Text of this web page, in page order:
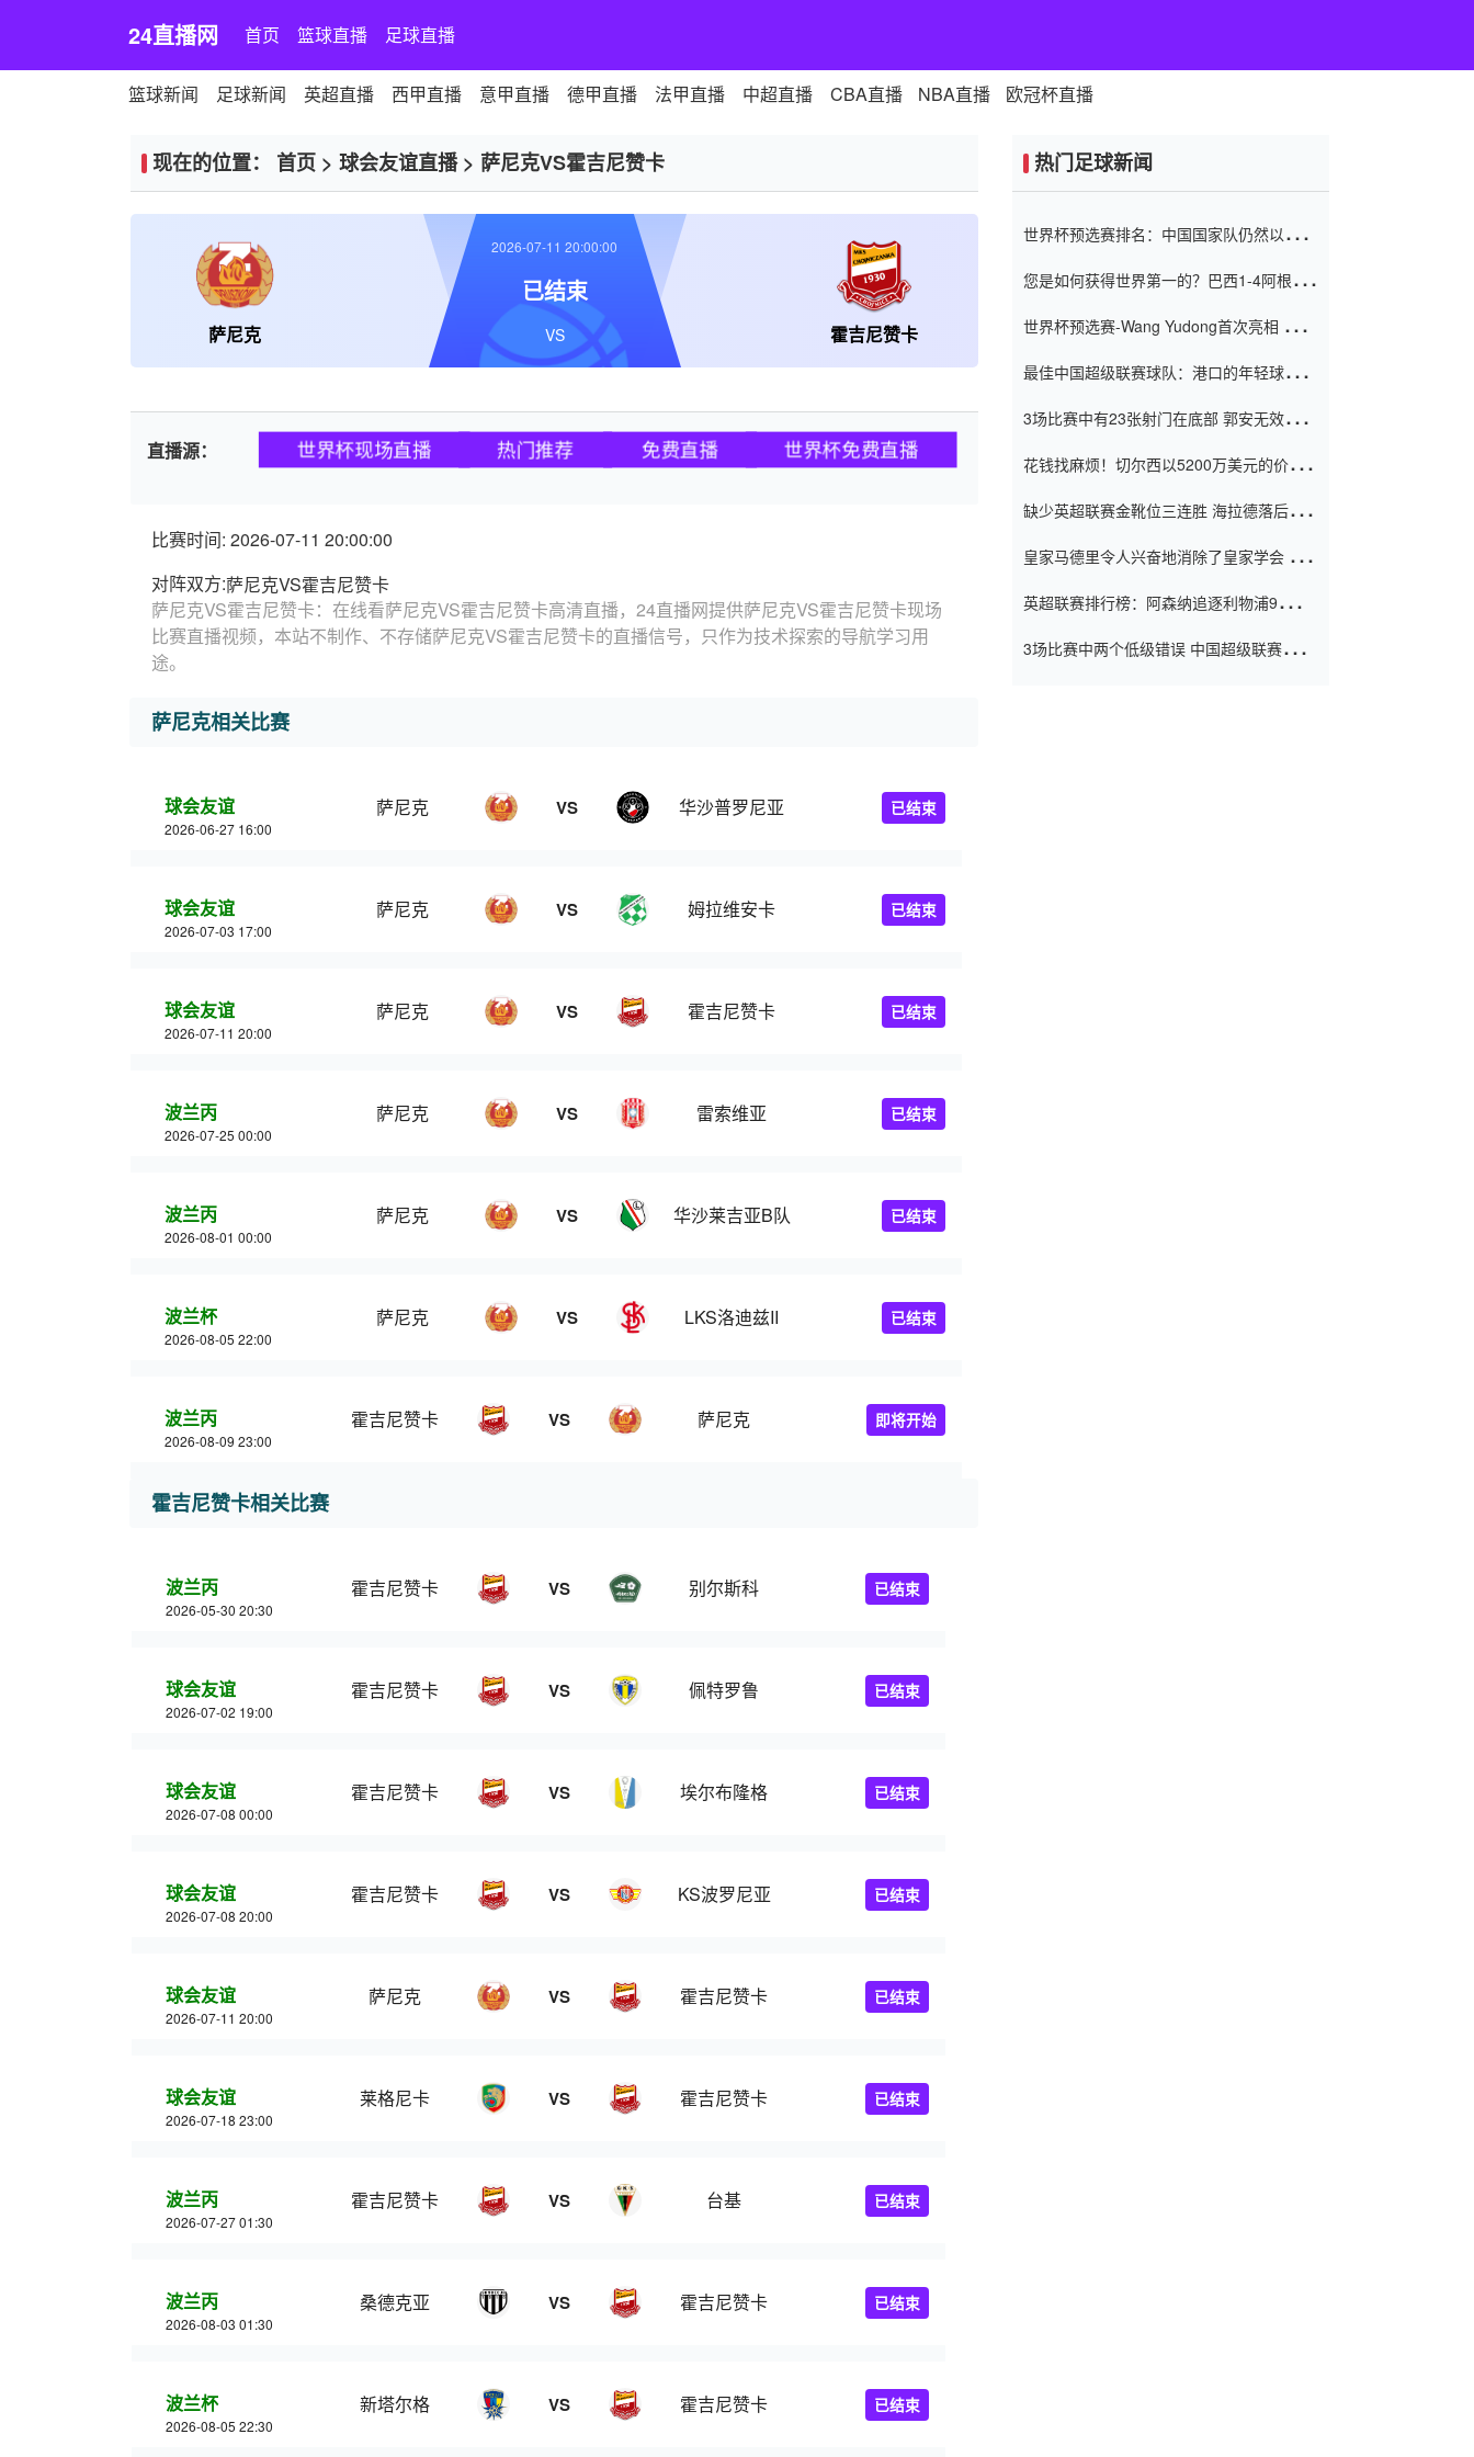
24直播网 首页 篮球直播 足球直播
篮球新闻 足球新闻 英超直播 西甲直播 意甲直播 德甲直播 法甲直播 中超直播 CBA直播 NBA直播 欧冠杯直播
现在的位置： 首页 > 球会友谊直播> 萨尼克VS霍吉尼赞卡
萨尼克 霍吉尼赞卡
2026-07-11 20:00:00
已结束
VS
直播源： 世界杯现场直播 热门推荐 免费直播 世界杯免费直播
比赛时间: 2026-07-11 20:00:00
对阵双方:萨尼克VS霍吉尼赞卡
萨尼克VS霍吉尼赞卡：在线看萨尼克VS霍吉尼赞卡高清直播，24直播网提供萨尼克VS霍吉尼赞卡现场
比赛直播视频，本站不制作、不存储萨尼克VS霍吉尼赞卡的直播信号，只作为技术探索的导航学习用
途。
萨尼克相关比赛
球会友谊
2026-06-27 16:00
萨尼克 VS 华沙普罗尼亚 已结束
球会友谊
2026-07-03 17:00
萨尼克 VS 姆拉维安卡 已结束
球会友谊
2026-07-11 20:00
萨尼克 VS 霍吉尼赞卡 已结束
波兰丙
2026-07-25 00:00
萨尼克 VS 雷索维亚 已结束
波兰丙
2026-08-01 00:00
萨尼克 VS 华沙莱吉亚B队 已结束
波兰杯
2026-08-05 22:00
萨尼克 VS LKS洛迪兹II 已结束
波兰丙
2026-08-09 23:00
霍吉尼赞卡 VS 萨尼克 即将开始
霍吉尼赞卡相关比赛
波兰丙
2026-05-30 20:30
霍吉尼赞卡 VS 别尔斯科 已结束
球会友谊
2026-07-02 19:00
霍吉尼赞卡 VS 佩特罗鲁 已结束
球会友谊
2026-07-08 00:00
霍吉尼赞卡 VS 埃尔布隆格 已结束
球会友谊
2026-07-08 20:00
霍吉尼赞卡 VS KS波罗尼亚 已结束
球会友谊
2026-07-11 20:00
萨尼克 VS 霍吉尼赞卡 已结束
球会友谊
2026-07-18 23:00
莱格尼卡 VS 霍吉尼赞卡 已结束
波兰丙
2026-07-27 01:30
霍吉尼赞卡 VS 台基 已结束
波兰丙
2026-08-03 01:30
桑德克亚 VS 霍吉尼赞卡 已结束
波兰杯
2026-08-05 22:30
新塔尔格 VS 霍吉尼赞卡 已结束
热门足球新闻
世界杯预选赛排名：中国国家队仍然以6分
您是如何获得世界第一的？巴西1-4阿根
世界杯预选赛-Wang Yudong首次亮相 中国
最佳中国超级联赛球队：港口的年轻球员在
（Taishan）
3场比赛中有23张射门在底部 郭安无效传球
花钱找麻烦！切尔西以5200万美元的价格
窗口
缺少英超联赛金靴位三连胜 海拉德落后6球
皇家马德里令人兴奋地消除了皇家学会 安
英超联赛排行榜：阿森纳追逐利物浦9分 曼
3场比赛中两个低级错误 中国超级联赛的前